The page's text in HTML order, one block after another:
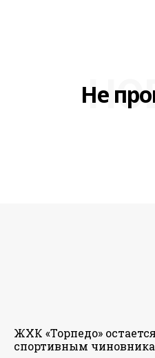
Не
ЖХК «Торпедо»
спортивным